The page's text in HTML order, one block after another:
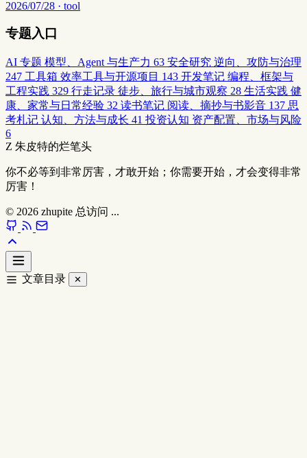
2026/07/28 · tool
专题入口
AI 专题 模型、Agent 与生产力 63 安全研究 逆向、攻防与治理
247 工具箱 效率工具与开源项目 143 开发笔记 编程、框架与
工程实践 329 行走记录 徒步、旅行与城市观察 28 生活实践 健
康、家常与日常经验 32 读书笔记 阅读、摘抄与书影音 137 思
考札记 认知、方法与成长 41 投资认知 资产配置、市场与风险
6
Z 朱皮特的烂笔头
你不必等到非常厉害，才敢开始；你需要开始，才会变得非常
厉害！
© 2026 zhupite 总访问 ...
文章目录 ✕